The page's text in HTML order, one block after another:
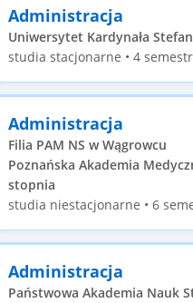
Administracja
Uniwersytet Kardynała
studia stacjonarne • 4
Administracja
Filia PAM NS w Wągrowcu
Poznańska Akademia
stopnia
studia niestacjonarne • 6
Administracja
Państwowa Akademia Nauk